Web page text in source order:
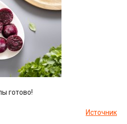
готово!
Источник